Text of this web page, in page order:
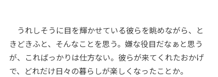
うれしそうに目を輝かせている彼らを眺めながら、と
きどきふと、そんなことを思う。嫌な役目だなぁと思う
が、こればっかりは仕方ない。彼らが来てくれたおかげ
で、どれだけ日々の暮らしが楽しくなったことか。